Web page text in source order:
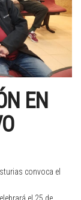
EN
convoca el
el 25 de